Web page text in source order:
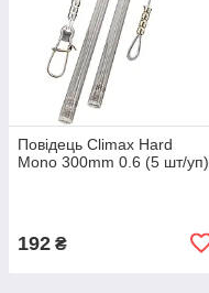
Повідець Climax Hard
Mono 300mm 0.6 (5 шт/уп)
192 ₴